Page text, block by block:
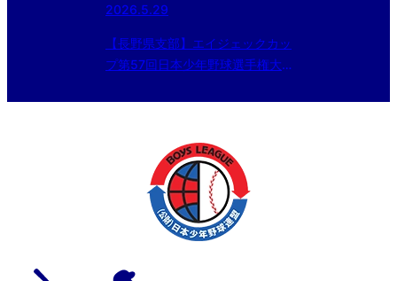
2026.5.29
【長野県支部】エイジェックカッ
プ第57回日本少年野球選手権大